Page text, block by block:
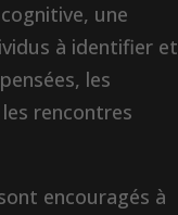
une
à identifier et
les
rencontres
encouragés à